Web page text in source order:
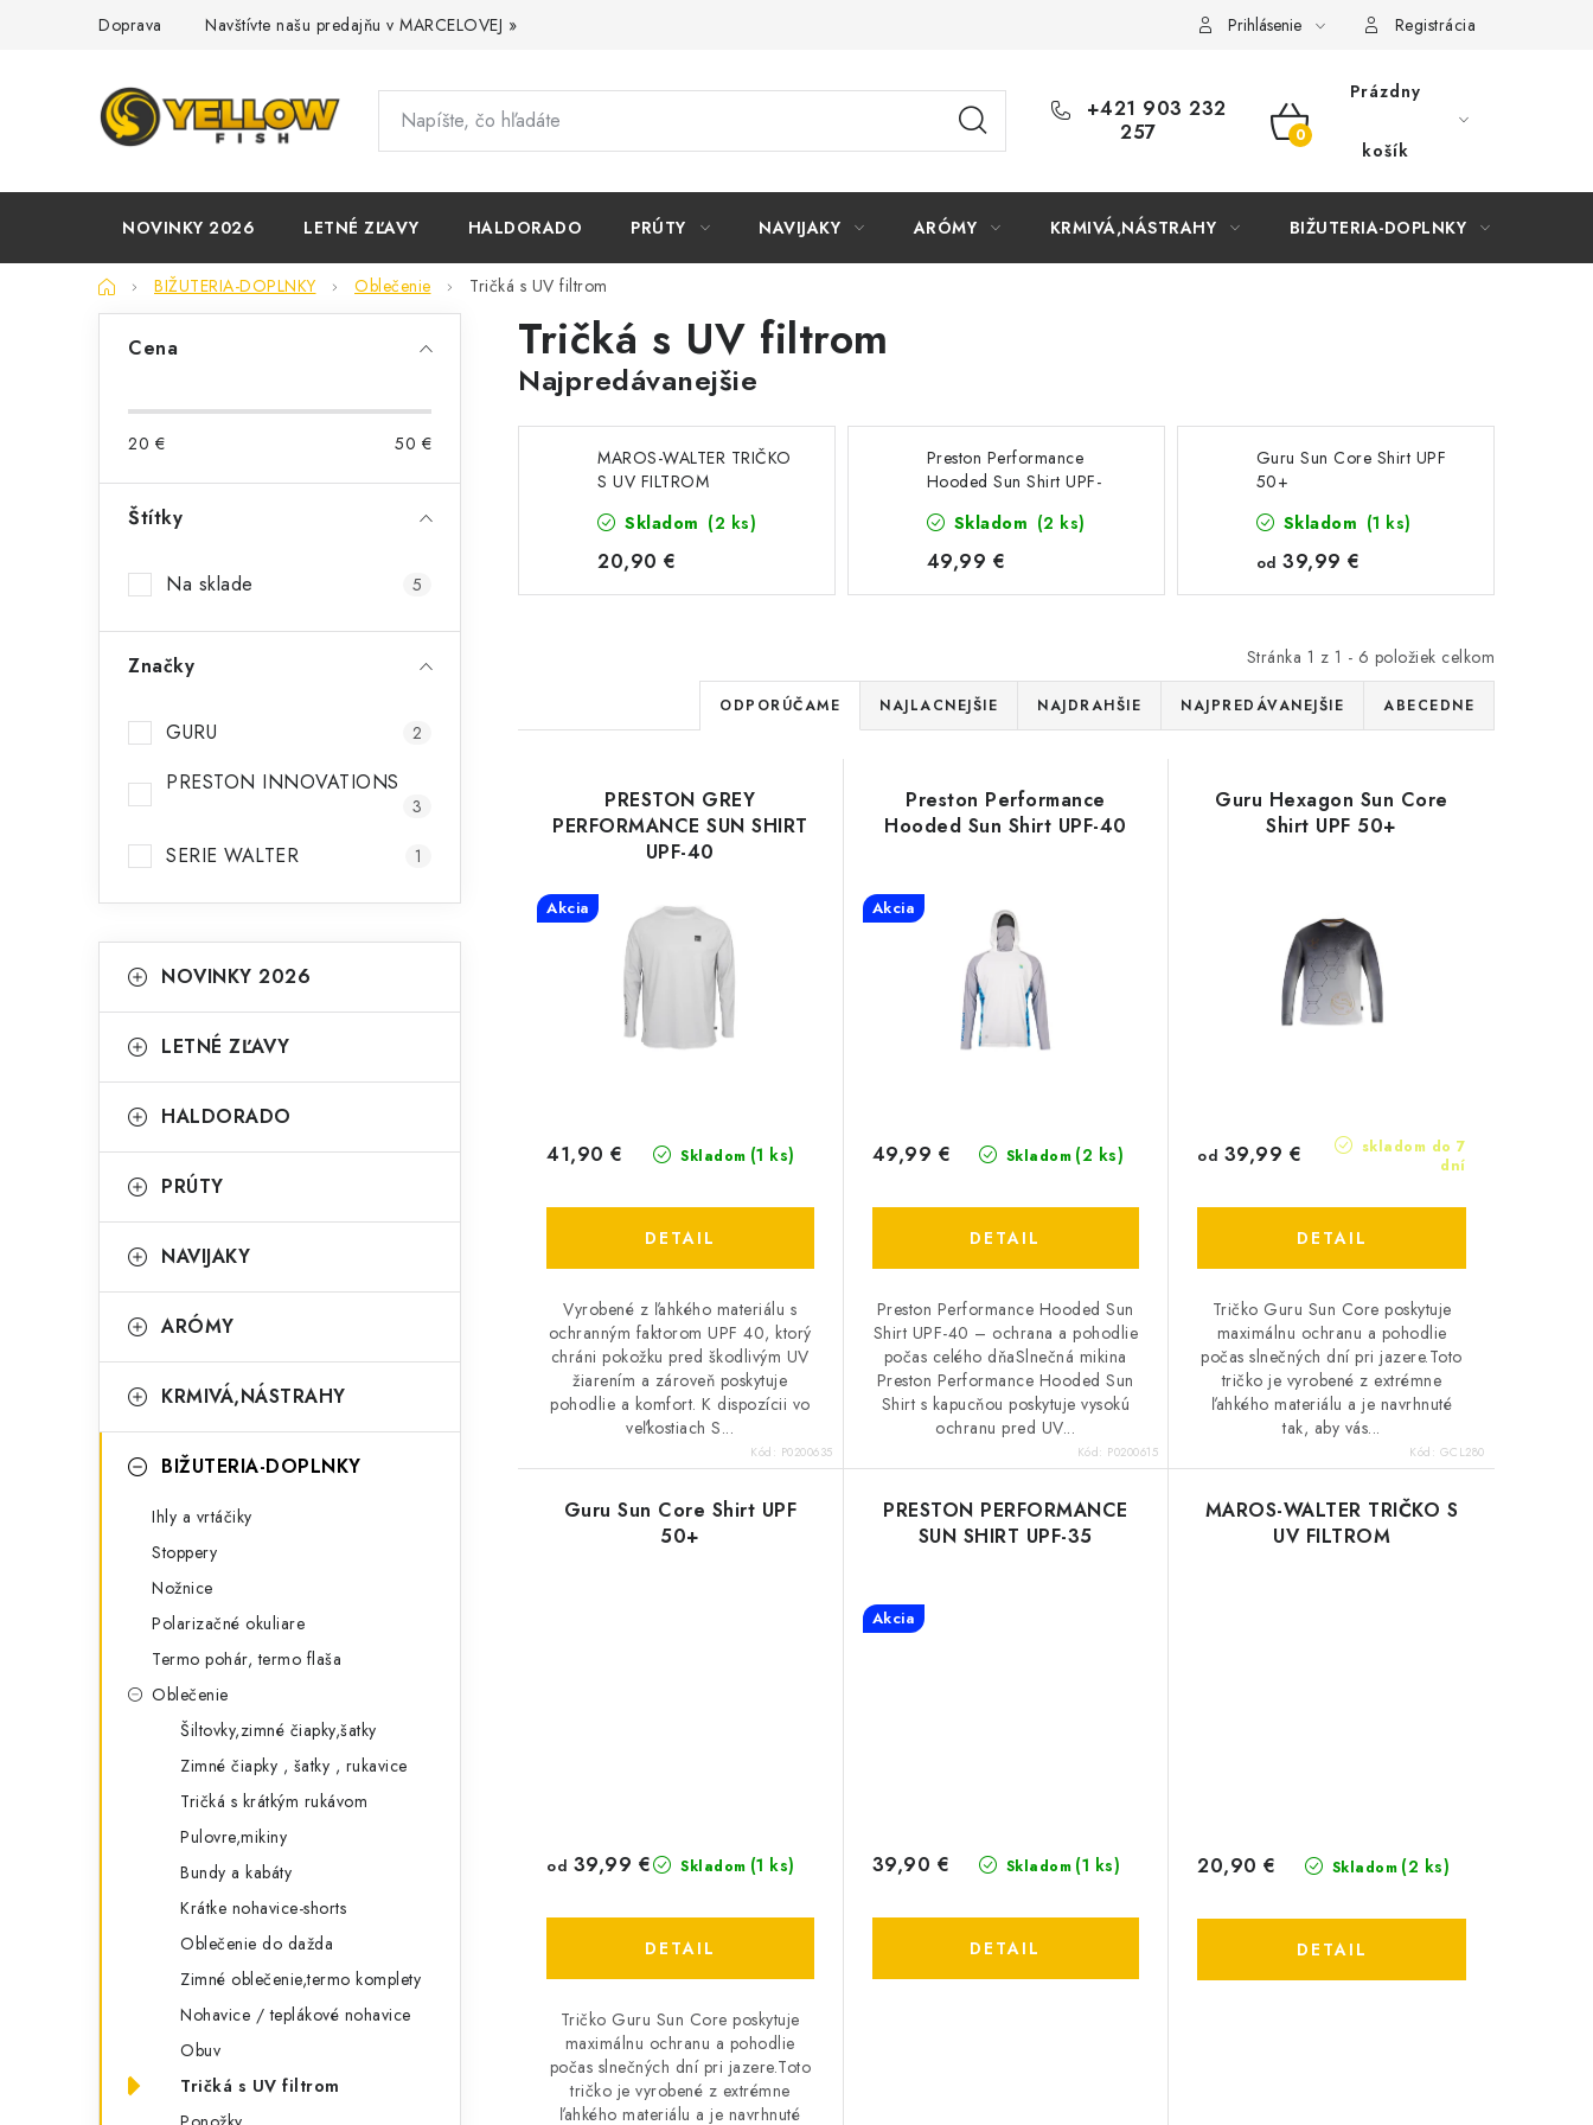
Doprava Navštívte našu predajňu v MARCELOVEJ » Prihlásenie Registrácia
+421 903 232
257
NÁKUPNÝ
Prázdny
košík
NOVINKY 2026 LETNÉ ZĽAVY HALDORADO PRÚTY NAVIJAKY ARÓMY KRMIVÁ,NÁSTRAHY BIŽUTERIA-DOPLNKY
DomovBIŽUTERIA-DOPLNKY Oblečenie Tričká s UV filtrom
n
n
Cena
20 € 50 €
Štítky
Na sklade 5
Značky
GURU 2
PRESTON INNOVATIONS
3
SERIE WALTER 1
kategórie
a
e
ó
i
NOVINKY 2026
LETNÉ ZĽAVY
HALDORADO
PRÚTY
NAVIJAKY
ARÓMY
KRMIVÁ,NÁSTRAHY
BIŽUTERIA-DOPLNKY
Ihly a vrtáčiky
Stoppery
Nožnice
Polarizačné okuliare
Termo pohár, termo flaša
Oblečenie
Šiltovky,zimné čiapky,šatky
Zimné čiapky , šatky , rukavice
Tričká s krátkým rukávom
Pulovre,mikiny
Bundy a kabáty
Krátke nohavice-shorts
Oblečenie do dažda
Zimné oblečenie,termo komplety
Nohavice / teplákové nohavice
Obuv
Tričká s UV filtrom
Tričká s UV filtrom
Najpredávanejšie
MAROS-WALTER TRIČKO
S UV FILTROM
Skladom (2 ks)
20,90 €
Preston Performance
Hooded Sun Shirt UPF-
Skladom (2 ks)
49,99 €
Guru Sun Core Shirt UPF
50+
Skladom (1 ks)
od 39,99 €
Stránka 1 z 1 - 6 položiek celkom
R
a
d
e
i
e
p
r
d
u
k
t
o
v
ODPORÚČAME NAJLACNEJŠIE NAJDRAHŠIE NAJPREDÁVANEJŠIE ABECEDNE
PRESTON GREY
PERFORMANCE SUN SHIRT
UPF-40
Akcia
Skladom (1 ks)
41,90 €
DETAIL
Vyrobené z ľahkého materiálu s
ochranným faktorom UPF 40, ktorý
chráni pokožku pred škodlivým UV
žiarením a zároveň poskytuje
pohodlie a komfort. K dispozícii vo
veľkostiach S...
Kód: P0200635
Preston Performance
Hooded Sun Shirt UPF-40
Akcia
Skladom (2 ks)
49,99 €
DETAIL
Preston Performance Hooded Sun
Shirt UPF-40 – ochrana a pohodlie
počas celého dňaSlnečná mikina
Preston Performance Hooded Sun
Shirt s kapucňou poskytuje vysokú
ochranu pred UV...
Kód: P0200615
Guru Hexagon Sun Core
Shirt UPF 50+
skladom do 7
dní
od 39,99 €
DETAIL
Tričko Guru Sun Core poskytuje
maximálnu ochranu a pohodlie
počas slnečných dní pri jazere.Toto
tričko je vyrobené z extrémne
ľahkého materiálu a je navrhnuté
tak, aby vás...
Kód: GCL280
Guru Sun Core Shirt UPF
50+
Skladom (1 ks)
od 39,99 €
DETAIL
Tričko Guru Sun Core poskytuje
maximálnu ochranu a pohodlie
počas slnečných dní pri jazere.Toto
tričko je vyrobené z extrémne
ľahkého materiálu a je navrhnuté
PRESTON PERFORMANCE
SUN SHIRT UPF-35
Akcia
Skladom (1 ks)
39,90 €
DETAIL
MAROS-WALTER TRIČKO S
UV FILTROM
Skladom (2 ks)
20,90 €
DETAIL